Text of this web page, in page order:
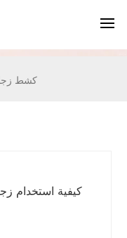
كشط
كيفية استخدام